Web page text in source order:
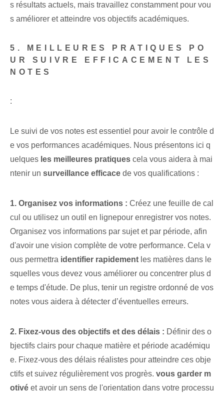
s résultats actuels, mais travaillez constamment pour vou
s améliorer et atteindre vos objectifs académiques.
5. MEILLEURES PRATIQUES PO
UR SUIVRE EFFICACEMENT LES
NOTES
:
Le suivi de vos notes est essentiel pour avoir le contrôle d
e vos performances académiques. Nous présentons ici q
uelques les meilleures pratiques cela vous aidera à mai
ntenir⁢ un surveillance efficace de vos qualifications :
1. Organisez⁤ vos informations : Créez une feuille de cal
cul⁤ ou utilisez un outil en ligne⁤pour enregistrer vos‍ notes.
Organisez vos informations par sujet et par période, afin
d'avoir une vision complète de votre performance. Cela v
ous permettra identifier rapidement les matières dans le
squelles vous devez vous améliorer ou concentrer plus d
e temps d'étude. De plus, tenir un registre ordonné de vos
notes vous aidera à détecter d’éventuelles erreurs.
2. Fixez-vous des objectifs et des délais : Définir des o
bjectifs clairs pour chaque matière et période académiqu
e. Fixez-vous des délais réalistes pour atteindre ces obje
ctifs et suivez régulièrement vos progrès. vous garder m
otivé et ⁢avoir⁢ un sens de l'orientation dans⁤ votre processu